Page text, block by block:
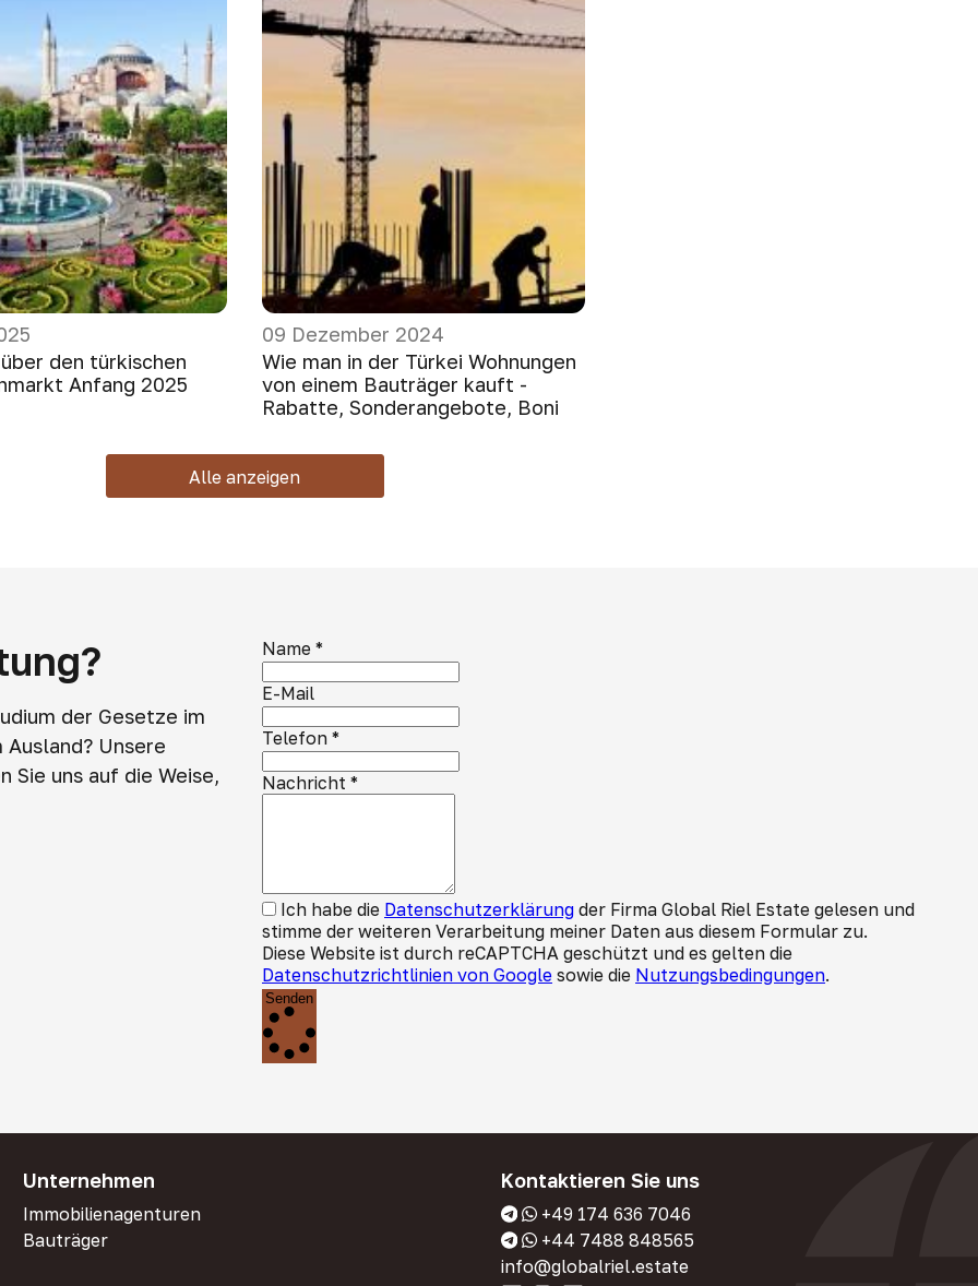
den türkischen
Anfang 2025
09 Dezember 2024
Wie man in der Türkei Wohnungen
von einem Bauträger kauft -
Rabatte, Sonderangebote, Boni
Alle anzeigen
der Gesetze im
Unsere
Sie uns auf die Weise,
Name *
E-Mail
Telefon *
Nachricht *
Ich habe die Datenschutzerklärung der Firma Global Riel Estate gelesen und
stimme der weiteren Verarbeitung meiner Daten aus diesem Formular zu.
Diese Website ist durch reCAPTCHA geschützt und es gelten die
Datenschutzrichtlinien von Google sowie die Nutzungsbedingungen.
Senden
Unternehmen
Immobilienagenturen
Bauträger
Kontaktieren Sie uns
+49 174 636 7046
+44 7488 848565
info@globalriel.estate